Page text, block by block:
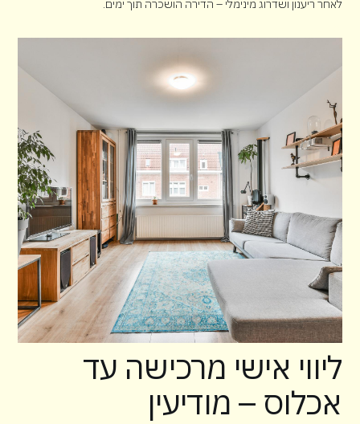
לאחר ריענון ושדרוג מינימלי – הדירה הושכרה תוך ימים.
ליווי אישי מרכישה עד
אכלוס – מודיעין